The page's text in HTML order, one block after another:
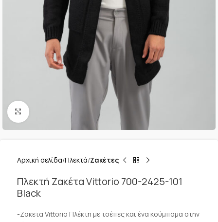
Κλικ για μεγέθυνση
Αρχική σελίδα Πλεκτά Ζακέτες
Πλεκτή Ζακέτα Vittorio 700-2425-101
Black
-Ζακετα Vittorio Πλέκτη με τσέπες και ένα κούμπομα στην